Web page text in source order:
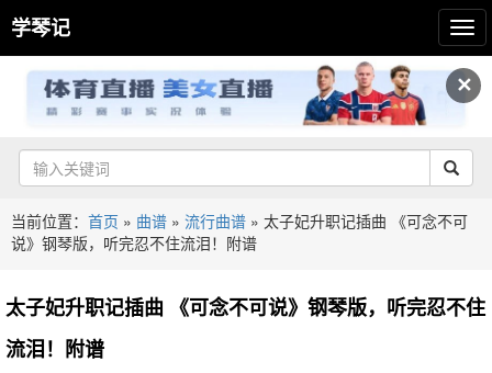
✕
学琴记
当前位置： 首页 » 曲谱 » 流行曲谱 » 太子妃升职记插曲 《可念不可
说》钢琴版，听完忍不住流泪！附谱
太子妃升职记插曲 《可念不可说》钢琴版，听完忍不住
流泪！附谱